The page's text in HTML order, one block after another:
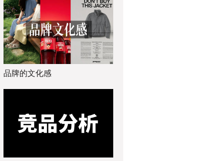
品牌的文化感